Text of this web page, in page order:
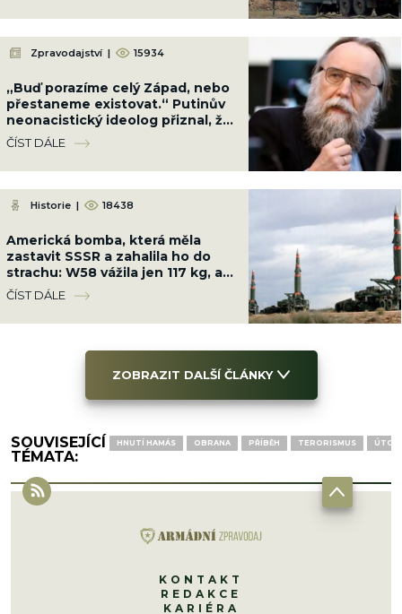
Zpravodajství | 15934
„Buď porazíme celý Západ, nebo
přestaneme existovat.“ Putinův
neonacistický ideolog přiznal, že
Rusko nemá kam couvnout
ČÍST DÁLE
Historie | 18438
Americká bomba, která měla
zastavit SSSR a zahalila ho do
strachu: W58 vážila jen 117 kg, ale
měla sílu 200 kilotun
ČÍST DÁLE
ZOBRAZIT DALŠÍ ČLÁNKY
SOUVISEJÍCÍ
TÉMATA:
HNUTÍ HAMÁS OBRANA PŘÍBĚH TERORISMUS ÚTOK
KONTAKT
REDAKCE
KARIÉRA